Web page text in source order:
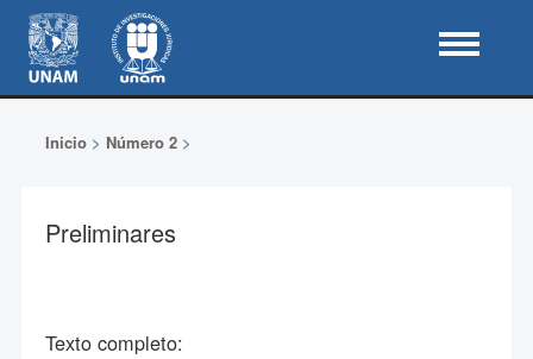
Inicio> Número 2>
Preliminares
Texto completo: